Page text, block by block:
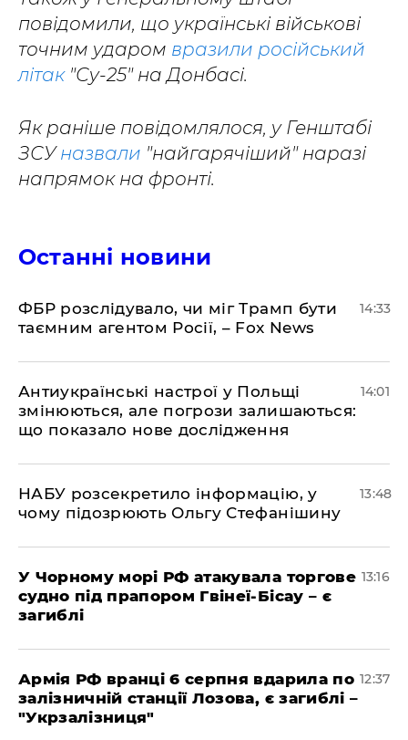
повідомили, що українські військові
точним ударом вразили російський
літак"Су-25" на Донбасі.
Як раніше повідомлялося, у Генштабі
ЗСУназвали "найгарячіший" наразі
напрямок на фронті.
Останні новини
ФБР розслідувало, чи міг Трамп бути
таємним агентом Росії, – Fox News
14:33
Антиукраїнські настрої у Польщі
змінюються, але погрози залишаються:
що показало нове дослідження
14:01
НАБУ розсекретило інформацію, у
чому підозрюють Ольгу Стефанішину
13:48
У Чорному морі РФ атакувала торгове
судно під прапором Гвінеї-Бісау – є
загиблі
13:16
Армія РФ вранці 6 серпня вдарила по
залізничній станції Лозова, є загиблі –
"Укрзалізниця"
12:37